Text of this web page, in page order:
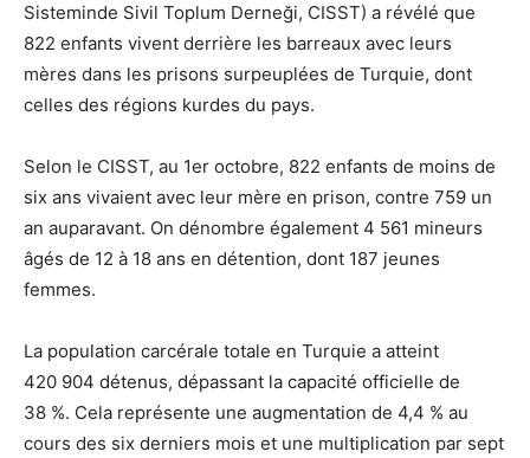
Sisteminde Sivil Toplum Derneği, CISST) a révélé que
822 enfants vivent derrière les barreaux avec leurs
mères dans les prisons surpeuplées de Turquie, dont
celles des régions kurdes du pays.
Selon le CISST, au 1er octobre, 822 enfants de moins de
six ans vivaient avec leur mère en prison, contre 759 un
an auparavant. On dénombre également 4 561 mineurs
âgés de 12 à 18 ans en détention, dont 187 jeunes
femmes.
La population carcérale totale en Turquie a atteint
420 904 détenus, dépassant la capacité officielle de
38 %. Cela représente une augmentation de 4,4 % au
cours des six derniers mois et une multiplication par sept